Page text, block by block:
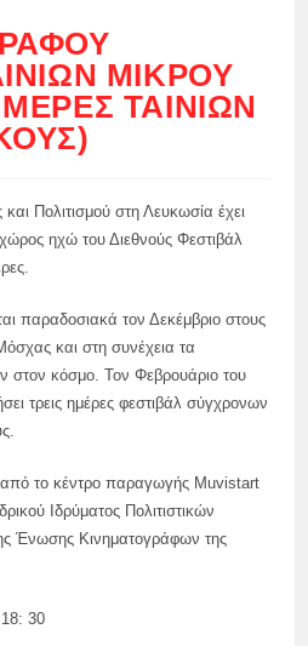
ΜΙΚΡΟΎ
ΤΑΙΝΙΏΝ
Πολιτισμού στη Λευκωσία έχει
χώρος ηχώ του Διεθνούς Φεστιβάλ
παραδοσιακά τον Δεκέμβριο στους
και στη συνέχεια τα
στον κόσμο. Τον Φεβρουάριο του
τρεις ημέρες φεστιβάλ σύγχρονων
από το κέντρο παραγωγής Muvistart
Ιδρύματος Πολιτιστικών
Ένωσης Κινηματογράφων της
30